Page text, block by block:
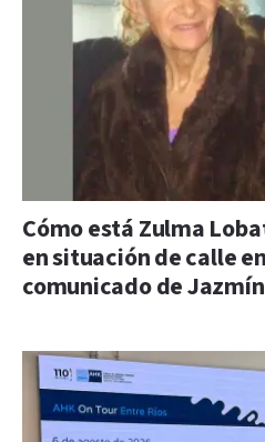
Cómo está Zulma
en situación de calle
comunicado de